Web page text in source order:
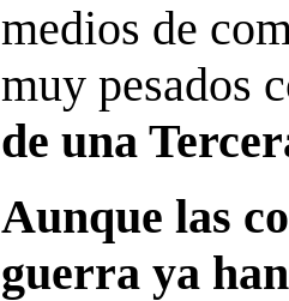
medios de
muy pesados
de una
Aunque las
guerra ya